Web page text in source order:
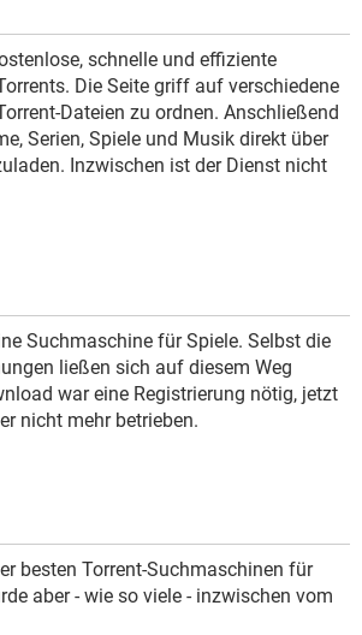
schnelle und effiziente
Die Seite griff auf verschiedene
Dateien zu ordnen. Anschließend
Serien, Spiele und Musik direkt über
Inzwischen ist der Dienst nicht
Suchmaschine für Spiele. Selbst die
ließen sich auf diesem Weg
war eine Registrierung nötig, jetzt
nicht mehr betrieben.
besten Torrent-Suchmaschinen für
aber - wie so viele - inzwischen vom